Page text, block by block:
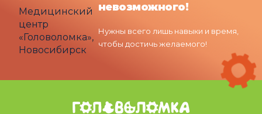
невозможного!
Нужны всего лишь навыки и время,
чтобы достичь желаемого!